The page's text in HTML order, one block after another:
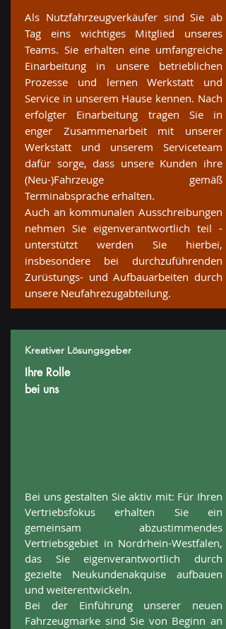
Als Nutzfahrzeugverkäufer sind Sie ab
Tag eins wichtiges Mitglied unseres
Teams. Sie erhalten eine umfangreiche
Einarbeitung in unsere betrieblichen
Prozesse und lernen Werkstatt und
Service in unserem Hause kennen. Nach
erfolgter Einarbeitung tragen Sie in
enger Zusammenarbeit mit unserer
Werkstatt und unserem Serviceteam
dafür sorge, dass unsere Kunden ihre
(Neu-)Fahrzeuge gemäß
Terminabsprache erhalten.
Auch an kommunalen Ausschreibungen
nehmen Sie eigenverantwortlich teil -
unterstützt werden Sie hierbei,
insbesondere bei durchzuführenden
Zurüstungs- und Aufbauarbeiten durch
unsere Neufahrezugabteilung.
Kreativer Lösungsgeber
Ihre Rolle
bei uns
Bei uns gestalten Sie aktiv mit: Für Ihren
Vertriebsfokus erhalten Sie ein
gemeinsam abzustimmendes
Vertriebsgebiet in Nordrhein-Westfalen,
das Sie eigenverantwortlich durch
gezielte Neukundenakquise aufbauen
und weiterentwickeln.
Bei der Einführung unserer neuen
Fahrzeugmarke sind Sie von Beginn an